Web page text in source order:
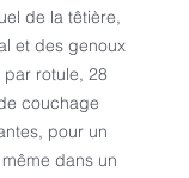
de la têtière,
et des genoux
rotule, 28
couchage
pour un
dans un